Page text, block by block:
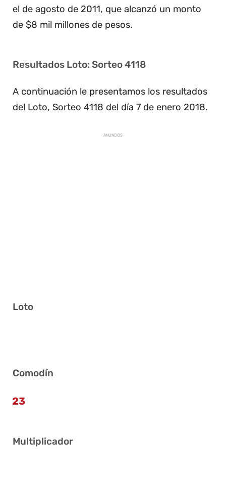
el de agosto de 2011, que alcanzó un monto
de $8 mil millones de pesos.
Resultados Loto: Sorteo 4118
A continuación le presentamos los resultados
del Loto, Sorteo 4118 del día 7 de enero 2018.
ANUNCIOS
Loto
Comodín
23
Multiplicador